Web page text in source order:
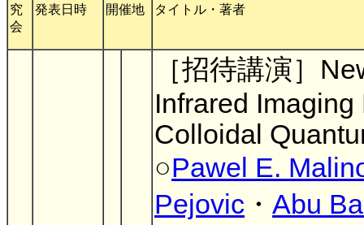
究
会
発表日時 開催地 タイトル・著者
［招待講演］
Infrared
Colloidal
○Pawel E.
Pejovic ・ Abu